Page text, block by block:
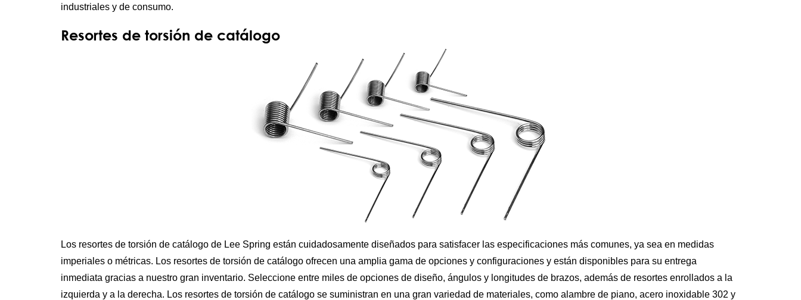
industriales y de consumo.
Resortes de torsión de catálogo
Los resortes de torsión de catálogo de Lee Spring están cuidadosamente diseñados para satisfacer las especificaciones más comunes, ya sea en medidas
imperiales o métricas. Los resortes de torsión de catálogo ofrecen una amplia gama de opciones y configuraciones y están disponibles para su entrega
inmediata gracias a nuestro gran inventario. Seleccione entre miles de opciones de diseño, ángulos y longitudes de brazos, además de resortes enrollados a la
izquierda y a la derecha. Los resortes de torsión de catálogo se suministran en una gran variedad de materiales, como alambre de piano, acero inoxidable 302 y